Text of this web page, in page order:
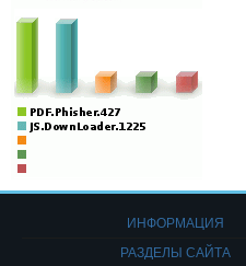
ИНФОРМАЦИЯ
РАЗДЕЛЫ САЙТА